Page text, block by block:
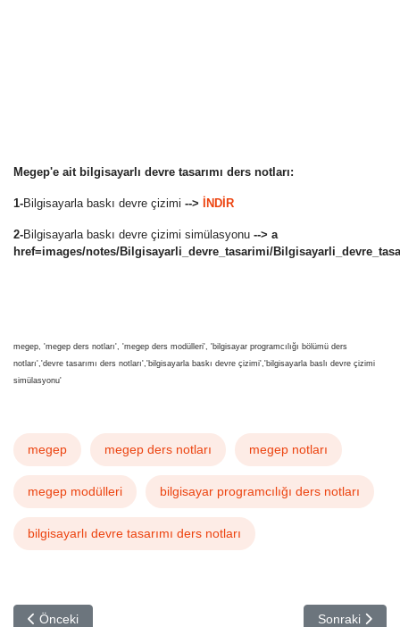
Megep'e ait bilgisayarlı devre tasarımı ders notları:
1-Bilgisayarla baskı devre çizimi --> İNDİR
2-Bilgisayarla baskı devre çizimi simülasyonu --> a
href=images/notes/Bilgisayarli_devre_tasarimi/
megep, 'megep ders notları', 'megep ders modülleri', 'bilgisayar programcılığı bölümü ders
notları','devre tasarımı ders notları','bilgisayarla baskı devre çizimi','bilgisayarla baslı devre çizimi
simülasyonu'
megep megep ders notları megep notları
megep modülleri bilgisayar programcılığı ders notları
bilgisayarlı devre tasarımı ders notları
Önceki makale: Yazıcılar
Önceki Sonraki
Sonraki